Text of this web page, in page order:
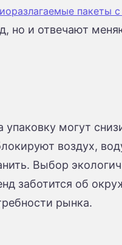
пакеты
но и отвечают
могут
воздух,
Выбор
заботится об
рынка.